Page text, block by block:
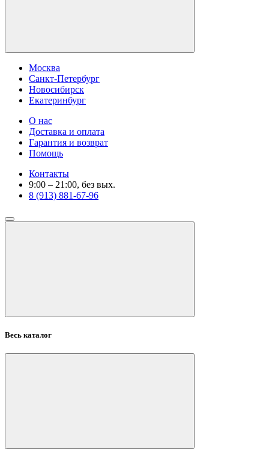
Москва
Санкт-Петербург
Новосибирск
Екатеринбург
О нас
Доставка и оплата
Гарантия и возврат
Помощь
Контакты
9:00 – 21:00, без вых.
8 (913) 881-67-96
Весь каталог